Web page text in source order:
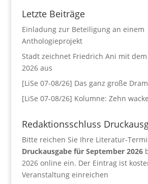
Letzte Beiträge
Einladung zur Beteiligung an einem
Anthologieprojekt
Stadt zeichnet Friedrich Ani mit
2026 aus
[LiSe 07-08/26] Das ganz große
[LiSe 07-08/26] Kolumne: Zehn
Redaktionsschluss
Bitte reichen Sie Ihre Literatur-
Druckausgabe für September 2026
2026 online ein. Der Eintrag ist
Veranstaltung einreichen